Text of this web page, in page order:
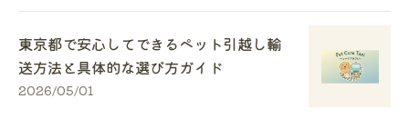
東京都で安心してできるペット引越し輸
送方法と具体的な選び方ガイド
2026/05/01